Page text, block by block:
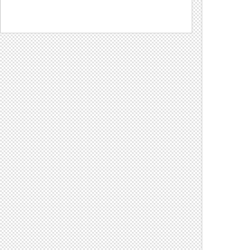
台湾万事达切削科技